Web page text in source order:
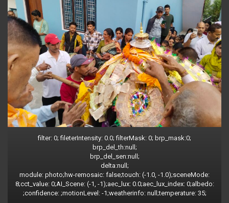
filter: 0; fileterIntensity: 0.0; filterMask: 0; brp_mask:0;
brp_del_th:null;
brp_del_sen:null;
delta:null;
module: photo;hw-remosaic: false;touch: (-1.0, -1.0);sceneMode:
8;cct_value: 0;AI_Scene: (-1, -1);aec_lux: 0.0;aec_lux_index: 0;albedo:
;confidence: ;motionLevel: -1;weatherinfo: null;temperature: 35;